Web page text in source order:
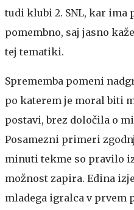
tudi klubi 2. SNL, kar ima
pomembno, saj jasno
tej tematiki.
Sprememba pomeni
po katerem je moral biti
postavi, brez določila o
Posamezni primeri
minuti tekme so pravilo
možnost zapira. Edina
mladega igralca v prvem